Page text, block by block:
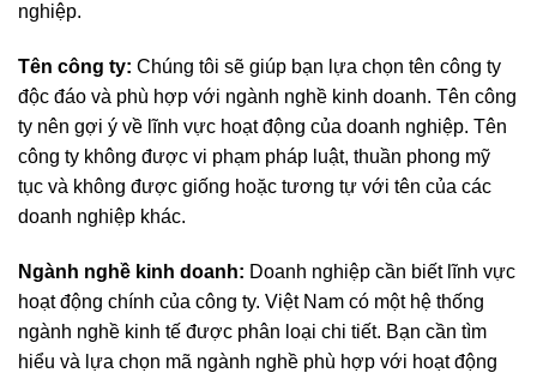
nghiệp.
Tên công ty: Chúng tôi sẽ giúp bạn lựa chọn tên công ty
độc đáo và phù hợp với ngành nghề kinh doanh. Tên công
ty nên gợi ý về lĩnh vực hoạt động của doanh nghiệp. Tên
công ty không được vi phạm pháp luật, thuần phong mỹ
tục và không được giống hoặc tương tự với tên của các
doanh nghiệp khác.
Ngành nghề kinh doanh: Doanh nghiệp cần biết lĩnh vực
hoạt động chính của công ty. Việt Nam có một hệ thống
ngành nghề kinh tế được phân loại chi tiết. Bạn cần tìm
hiểu và lựa chọn mã ngành nghề phù hợp với hoạt động